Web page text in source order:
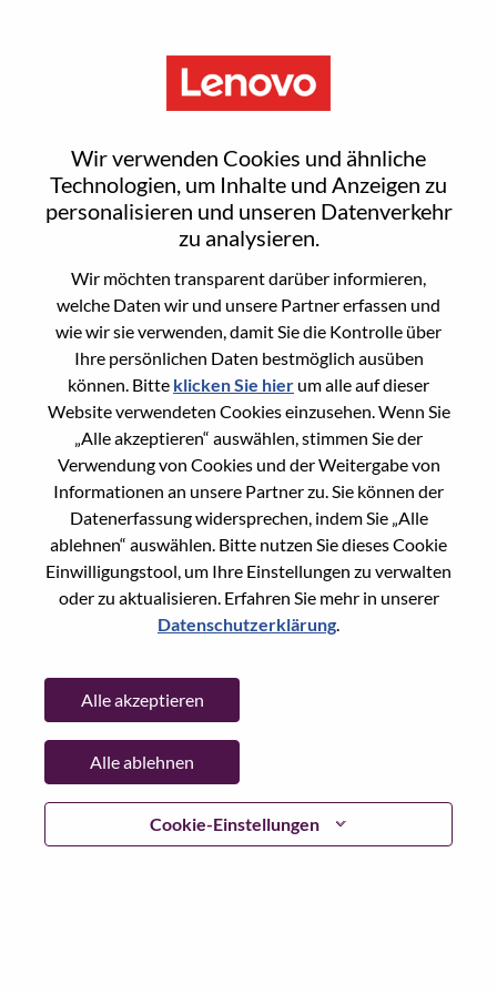
Wir verwenden Cookies und ähnliche
Technologien, um Inhalte und Anzeigen zu
personalisieren und unseren Datenverkehr
zu analysieren.
Wir möchten transparent darüber informieren,
welche Daten wir und unsere Partner erfassen und
wie wir sie verwenden, damit Sie die Kontrolle über
Ihre persönlichen Daten bestmöglich ausüben
können. Bitte klicken Sie hier um alle auf dieser
Website verwendeten Cookies einzusehen. Wenn Sie
„Alle akzeptieren“ auswählen, stimmen Sie der
Verwendung von Cookies und der Weitergabe von
Informationen an unsere Partner zu. Sie können der
Datenerfassung widersprechen, indem Sie „Alle
ablehnen“ auswählen. Bitte nutzen Sie dieses Cookie
Einwilligungstool, um Ihre Einstellungen zu verwalten
oder zu aktualisieren. Erfahren Sie mehr in unserer
Datenschutzerklärung.
Cookie-Einstellungen
Alle akzeptieren
Alle ablehnen
Reset password
Are you sure you want to reset your
Enter the email address associated with your
account, then click "Continue".
We will email you a link to reset your
password.
E-mail*
Continue
Go Back